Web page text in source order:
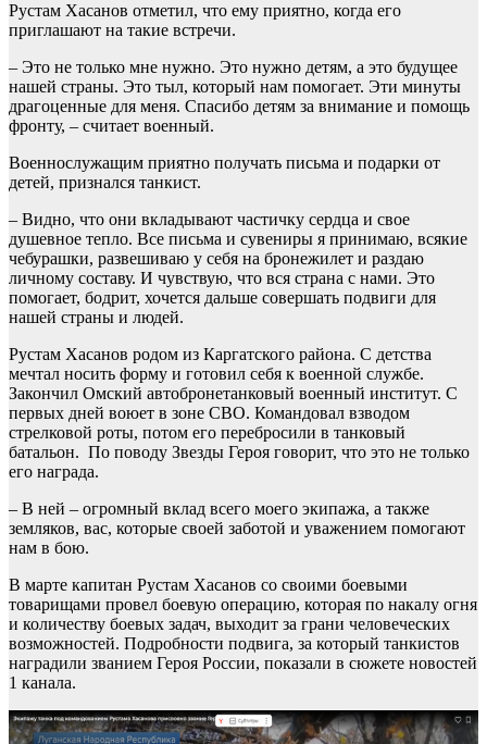
Рустам Хасанов отметил, что ему приятно, когда его
приглашают на такие встречи.
– Это не только мне нужно. Это нужно детям, а это будущее
нашей страны. Это тыл, который нам помогает. Эти минуты
драгоценные для меня. Спасибо детям за внимание и помощь
фронту, – считает военный.
Военнослужащим приятно получать письма и подарки от
детей, признался танкист.
– Видно, что они вкладывают частичку сердца и свое
душевное тепло. Все письма и сувениры я принимаю, всякие
чебурашки, развешиваю у себя на бронежилет и раздаю
личному составу. И чувствую, что вся страна с нами. Это
помогает, бодрит, хочется дальше совершать подвиги для
нашей страны и людей.
Рустам Хасанов родом из Каргатского района. С детства
мечтал носить форму и готовил себя к военной службе.
Закончил Омский автобронетанковый военный институт. С
первых дней воюет в зоне СВО. Командовал взводом
стрелковой роты, потом его перебросили в танковый
батальон. По поводу Звезды Героя говорит, что это не только
его награда.
– В ней – огромный вклад всего моего экипажа, а также
земляков, вас, которые своей заботой и уважением помогают
нам в бою.
В марте капитан Рустам Хасанов со своими боевыми
товарищами провел боевую операцию, которая по накалу огня
и количеству боевых задач, выходит за грани человеческих
возможностей. Подробности подвига, за который танкистов
наградили званием Героя России, показали в сюжете новостей
1 канала.